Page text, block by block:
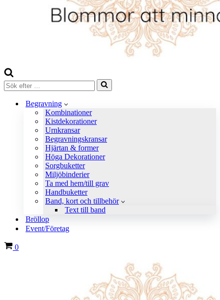
Sök
efter
Begravning
Kombinationer
Kistdekorationer
Urnkransar
Begravningskransar
Hjärtan & former
Höga Dekorationer
Sorgbuketter
Miljöbinderier
Ta med hem/till grav
Handbuketter
Band, kort och tillbehör
Text till band
Bröllop
Event/Företag
Varukorg
0